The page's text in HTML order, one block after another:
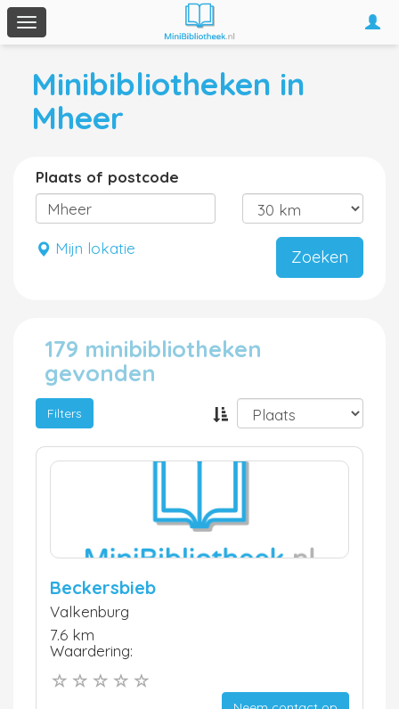
Toggle
navigation
Minibibliotheken in
Mheer
Plaats of postcode
Mijn lokatie Zoeken
179 minibibliotheken
gevonden
Filters
Beckersbieb
Valkenburg
7.6 km
Waardering: